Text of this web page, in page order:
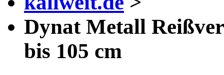
Dynat Metall
bis 105 cm